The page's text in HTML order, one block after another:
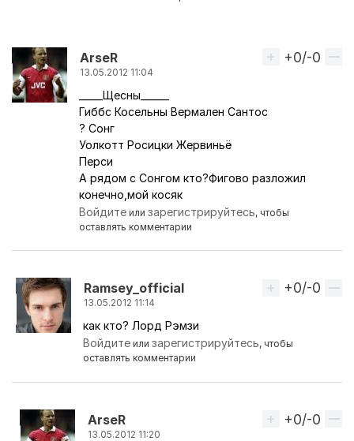
АrseR
13.05.2012 11:04
Вверх
+0/-0
_____Щесны______
Гиббс Косельны Вермален Сантос
? Сонг
Уолкотт Росицки Жервиньё
Перси
А рядом с Сонгом кто?Фигово разложил
конечно,мой косяк
Войдите илизарегистрируйтесь, чтобы
оставлять комментарии
Ramsey_official
13.05.2012 11:14
Ответ на комментарий пользователяАrseR
Вверх
+0/-0
как кто? Лорд Рэмзи
Войдите илизарегистрируйтесь, чтобы
оставлять комментарии
АrseR
13.05.2012 11:20
Вверх
+0/-0